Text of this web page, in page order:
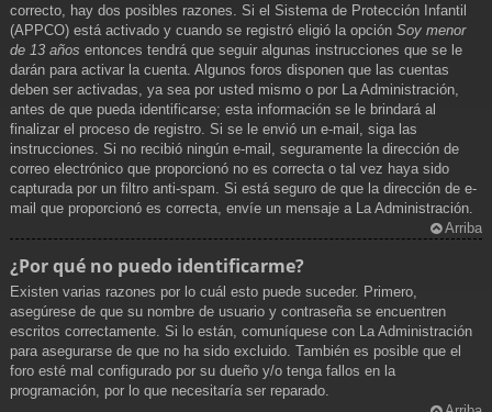
correcto, hay dos posibles razones. Si el Sistema de Protección Infantil
(APPCO) está activado y cuando se registró eligió la opción Soy menor
de 13 años entonces tendrá que seguir algunas instrucciones que se le
darán para activar la cuenta. Algunos foros disponen que las cuentas
deben ser activadas, ya sea por usted mismo o por La Administración,
antes de que pueda identificarse; esta información se le brindará al
finalizar el proceso de registro. Si se le envió un e-mail, siga las
instrucciones. Si no recibió ningún e-mail, seguramente la dirección de
correo electrónico que proporcionó no es correcta o tal vez haya sido
capturada por un filtro anti-spam. Si está seguro de que la dirección de e-
mail que proporcionó es correcta, envíe un mensaje a La Administración.
Arriba
¿Por qué no puedo identificarme?
Existen varias razones por lo cuál esto puede suceder. Primero,
asegúrese de que su nombre de usuario y contraseña se encuentren
escritos correctamente. Si lo están, comuníquese con La Administración
para asegurarse de que no ha sido excluido. También es posible que el
foro esté mal configurado por su dueño y/o tenga fallos en la
programación, por lo que necesitaría ser reparado.